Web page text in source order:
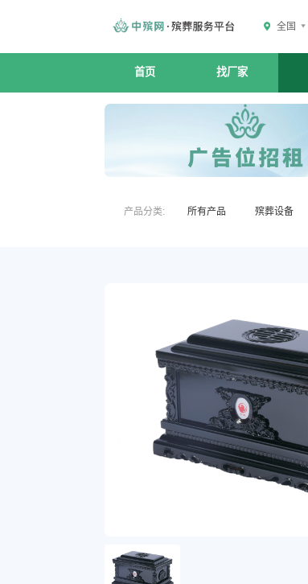
全国
首页 找厂家
产品分类: 所有产品 殡葬设备